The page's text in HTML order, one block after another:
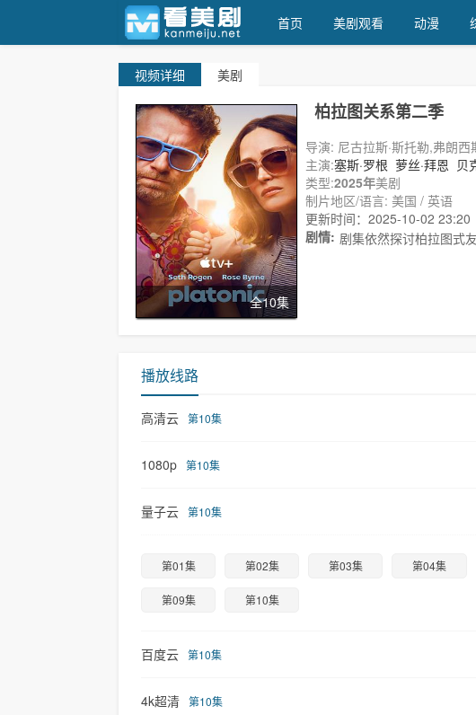
首页 美剧观看 动漫
视频详细 美剧
全10集
柏拉图关系第二季
导演: 尼古拉斯·斯托勒,弗朗西
主演:塞斯·罗根 萝丝·拜恩 贝
恩 凯尔·穆尼 Ca..
类型:2025年美剧
制片地区/语言: 美国 / 英语
更新时间：2025-10-02 23:20
剧情: 剧集依然探讨柏拉图式
播放线路
高清云 第10集
1080p 第10集
量子云 第10集
第01集 第02集 第03集 第04集
第09集 第10集
百度云 第10集
4k超清 第10集